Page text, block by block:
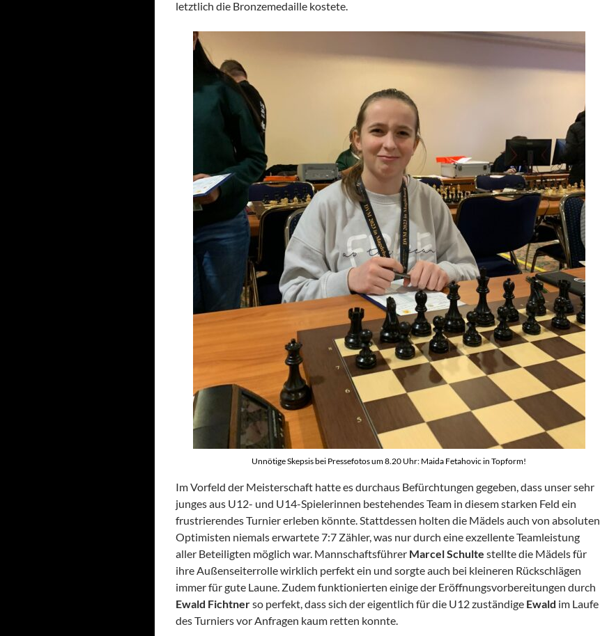
letztlich die Bronzemedaille kostete.
Unnötige Skepsis bei Pressefotos um 8.20 Uhr: Maida Fetahovic in Topform!
Im Vorfeld der Meisterschaft hatte es durchaus Befürchtungen gegeben, dass unser sehr
junges aus U12- und U14-Spielerinnen bestehendes Team in diesem starken Feld ein
frustrierendes Turnier erleben könnte. Stattdessen holten die Mädels auch von absoluten
Optimisten niemals erwartete 7:7 Zähler, was nur durch eine exzellente Teamleistung
aller Beteiligten möglich war. Mannschaftsführer Marcel Schulte stellte die Mädels für
ihre Außenseiterrolle wirklich perfekt ein und sorgte auch bei kleineren Rückschlägen
immer für gute Laune. Zudem funktionierten einige der Eröffnungsvorbereitungen durch
Ewald Fichtnerso perfekt, dass sich der eigentlich für die U12 zuständige Ewald im Laufe
des Turniers vor Anfragen kaum retten konnte.